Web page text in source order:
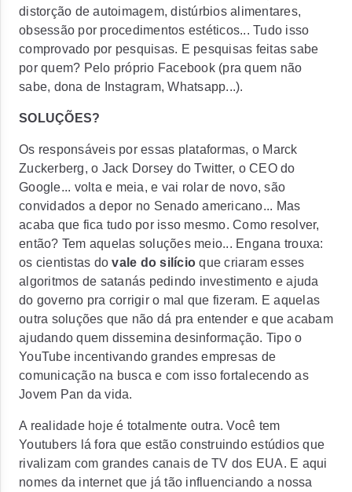
distorção de autoimagem, distúrbios alimentares,
obsessão por procedimentos estéticos... Tudo isso
comprovado por pesquisas. E pesquisas feitas sabe
por quem? Pelo próprio Facebook(pra quem não
sabe, dona de Instagram,Whatsapp...).
SOLUÇÕES?
Os responsáveis por essas plataformas, o Marck
Zuckerberg, o Jack Dorsey doTwitter, o CEO do
Google... volta e meia, e vai rolar de novo, são
convidados a depor no Senado americano... Mas
acaba que fica tudo por isso mesmo. Como resolver,
então? Tem aquelas soluções meio... Engana trouxa:
os cientistas dovale do silício que criaram esses
algoritmos de satanás pedindo investimento e ajuda
do governo pra corrigir o mal que fizeram. E aquelas
outra soluções que não dá pra entender e que acabam
ajudando quem dissemina desinformação. Tipo o
YouTube incentivando grandes empresas de
comunicação na busca e com isso fortalecendo as
Jovem Pan da vida.
A realidade hoje é totalmente outra. Você tem
Youtubers lá fora que estão construindo estúdios que
rivalizam com grandes canais de TV dos EUA. E aqui
nomes da internet que já tão influenciando a nossa